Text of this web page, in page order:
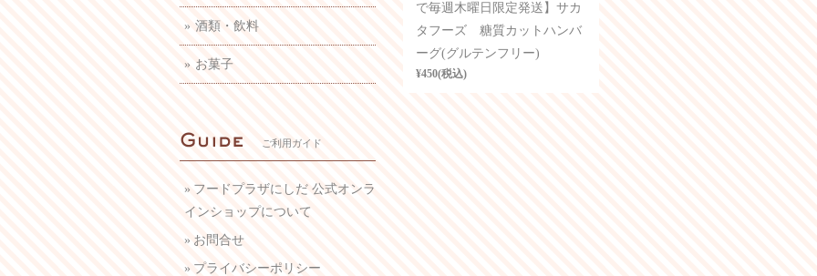
で毎週木曜日限定発送】サカ
タフーズ 糖質カットハンバ
ーグ(グルテンフリー)
¥450(税込)
酒類・飲料
お菓子
ご利用ガイド
フードプラザにしだ 公式オンラ
インショップについて
お問合せ
プライバシーポリシー